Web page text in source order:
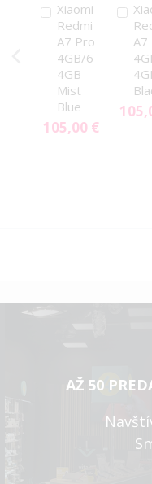
Xiaomi
Redmi
A7 Pro
4GB/6
4GB
Mist
Blue
105,00 €
Pridať
do
košíka
A7
do
AŽ 50